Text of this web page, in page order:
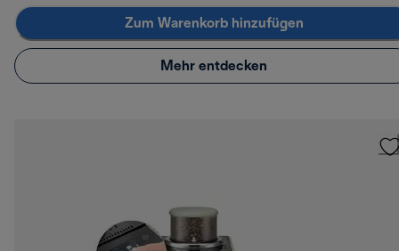
Zum Warenkorb hinzufügen
Mehr entdecken